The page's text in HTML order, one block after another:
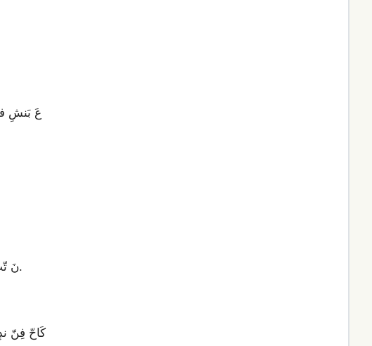
نَ تّتّ شُنفبٍ نُ يَءِلَنشِ فّمّ شَبَشِ سَقّ سَشَن نَ، سّدِرِ وُرِ قَن نُ سَشِ نَ قَرِ، عَلْ عَلَتَلَ شَ بَنشِ نُن عَ فبُتُنيِ.